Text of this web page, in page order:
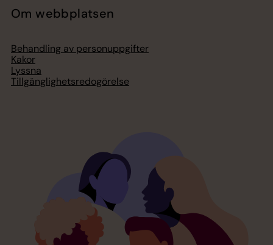
Om webbplatsen
Behandling av personuppgifter
Kakor
Lyssna
Tillgänglighetsredogörelse